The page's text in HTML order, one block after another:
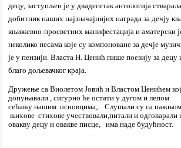
децу, заступљен је у двадесетак антологија
добитник наших најзначајнијих награда за дечју
књижевно-просветних манифестација и аматерски
неколико песама које су компоноване за дечје
је у пензији. Власта Н. Ценић пише поезију за
благо дољевачког краја.
Дружење са Виолетом Јовић и Властом Ценићем
допуњавали , сигурно ће остати у дугом и лепом
сећању нашим основцима,. Слушали су са пажњом
њихове стихове учествовали,питали и одговарали
овакву децу и овакве писце, има наде будућност.